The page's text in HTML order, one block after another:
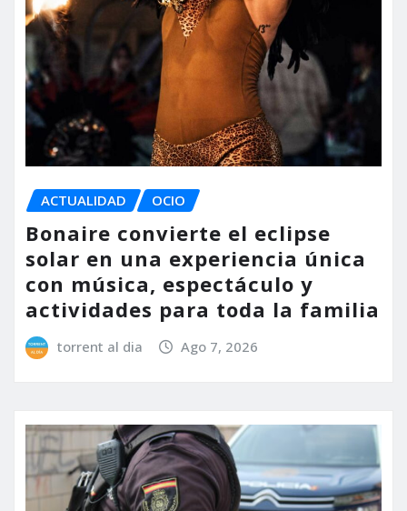
ACTUALIDAD OCIO
Bonaire convierte el eclipse
solar en una experiencia única
con música, espectáculo y
actividades para toda la familia
torrent al dia Ago 7, 2026